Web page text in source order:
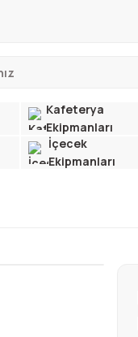
Kafeterya
Ekipmanları
İçecek
Ekipmanları